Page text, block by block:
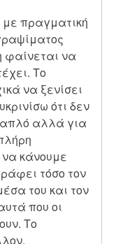
πραγματική
να
Το
να ξενίσει
ότι δεν
απλό αλλά για
κάνουμε
τόσο τον
του και τον
που οι
Το